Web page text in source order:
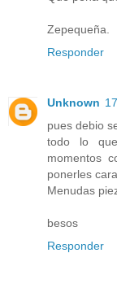
Zepequeña.
Responder
Unknown
pues debio
todo lo
momentos
ponerles
Menudas
besos
Responder